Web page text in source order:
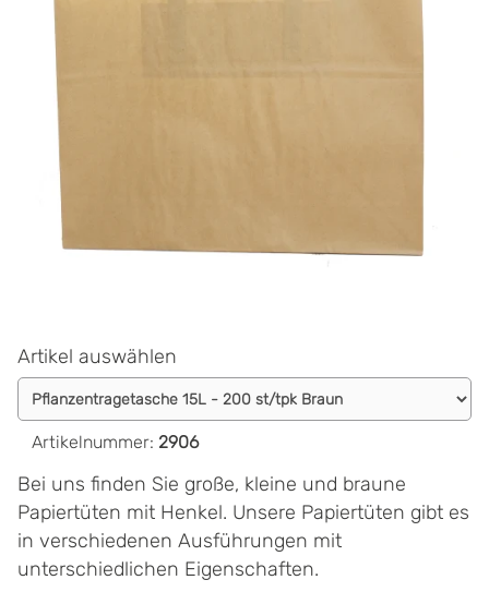
Artikel auswählen
Artikelnummer: 2906
Bei uns finden Sie große, kleine und braune
Papiertüten mit Henkel. Unsere Papiertüten gibt es
in verschiedenen Ausführungen mit
unterschiedlichen Eigenschaften.